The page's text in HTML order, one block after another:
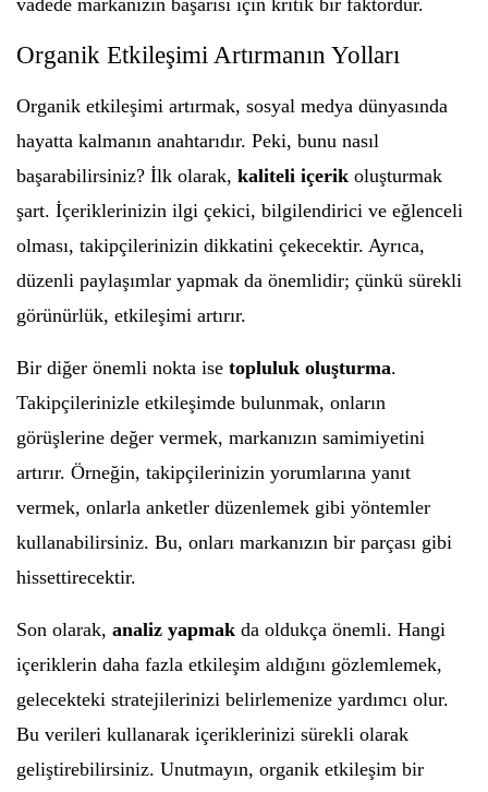
vadede markanızın başarısı için kritik bir faktördür.
Organik Etkileşimi Artırmanın Yolları
Organik etkileşimi artırmak, sosyal medya dünyasında
hayatta kalmanın anahtarıdır. Peki, bunu nasıl
başarabilirsiniz? İlk olarak, kaliteli içerik oluşturmak
şart. İçeriklerinizin ilgi çekici, bilgilendirici ve eğlenceli
olması, takipçilerinizin dikkatini çekecektir. Ayrıca,
düzenli paylaşımlar yapmak da önemlidir; çünkü sürekli
görünürlük, etkileşimi artırır.
Bir diğer önemli nokta ise topluluk oluşturma.
Takipçilerinizle etkileşimde bulunmak, onların
görüşlerine değer vermek, markanızın samimiyetini
artırır. Örneğin, takipçilerinizin yorumlarına yanıt
vermek, onlarla anketler düzenlemek gibi yöntemler
kullanabilirsiniz. Bu, onları markanızın bir parçası gibi
hissettirecektir.
Son olarak, analiz yapmak da oldukça önemli. Hangi
içeriklerin daha fazla etkileşim aldığını gözlemlemek,
gelecekteki stratejilerinizi belirlemenize yardımcı olur.
Bu verileri kullanarak içeriklerinizi sürekli olarak
geliştirebilirsiniz. Unutmayın, organik etkileşim bir